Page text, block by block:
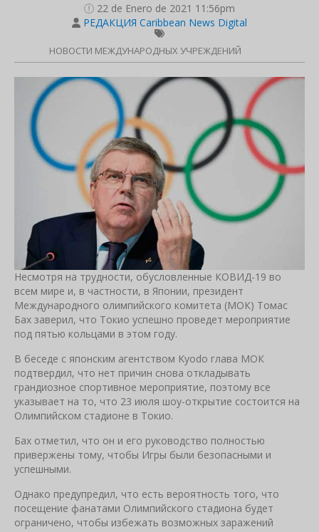
22 de Enero de 2021 11:56pm
РЕДАКЦИЯ Caribbean News Digital
НОВОСТИ МЕЖДУНАРОДНЫХ УЧРЕЖДЕНИЙ
Несмотря на трудности, обусловленные КОВИД-19 во
всем мире и, в частности, в Японии, президент
Международного олимпийского комитета (МОК) Томас
Бах заверил, что Токио успешно проведет мероприятие
под пятью кольцами в этом году.
В беседе с японским агентством Kyodo глава МОК
подтвердил, что нет причин снова откладывать
грандиозное спортивное мероприятие, поэтому все
указывает на то, что 23 июля шоу-открытие состоится на
Олимпийском стадионе в Токио.
Бах отметил, что он и его руководство полностью
привержены тому, чтобы Игры были безопасными и
успешными.
Однако предупредил, что есть вероятность того, что
посещение фанатами Олимпийского стадиона будет
ограничено, чтобы избежать возможных заражений